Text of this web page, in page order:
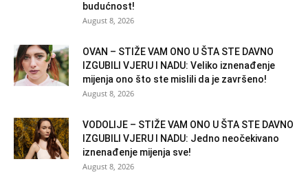
budućnost!
August 8, 2026
OVAN – STIŽE VAM ONO U ŠTA STE DAVNO
IZGUBILI VJERU I NADU: Veliko iznenađenje
mijenja ono što ste mislili da je završeno!
August 8, 2026
VODOLIJE – STIŽE VAM ONO U ŠTA STE DAVNO
IZGUBILI VJERU I NADU: Jedno neočekivano
iznenađenje mijenja sve!
August 8, 2026